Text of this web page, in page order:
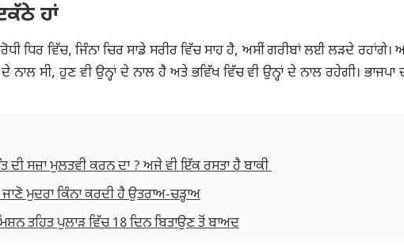
ਹਾਂ
ਧਿਰ ਵਿੱਚ, ਜਿੰਨਾ ਚਿਰ ਸਾਡੇ ਸਰੀਰ ਵਿੱਚ ਸਾਹ ਹੈ, ਅਸੀਂ ਗਰੀਬਾਂ ਲਈ ਲੜਦੇ ਰਹਾਂਗੇ।
ਨਾਲ ਸੀ, ਹੁਣ ਵੀ ਉਨ੍ਹਾਂ ਦੇ ਨਾਲ ਹੈ ਅਤੇ ਭਵਿੱਖ ਵਿੱਚ ਵੀ ਉਨ੍ਹਾਂ ਦੇ ਨਾਲ ਰਹੇਗੀ। ਭਾਜਪਾ
ਦੀ ਸਜ਼ਾ ਮੁਲਤਵੀ ਕਰਨ ਦਾ ? ਅਜੇ ਵੀ ਇੱਕ ਰਸਤਾ ਹੈ ਬਾਕੀ
ਮੁਦਰਾ ਕਿੰਨਾ ਕਰਦੀ ਹੈ ਉਤਰਾਅ-ਚੜ੍ਹਾਅ
ਤਹਿਤ ਪੁਲਾੜ ਵਿੱਚ 18 ਦਿਨ ਬਿਤਾਉਣ ਤੋਂ ਬਾਅਦ